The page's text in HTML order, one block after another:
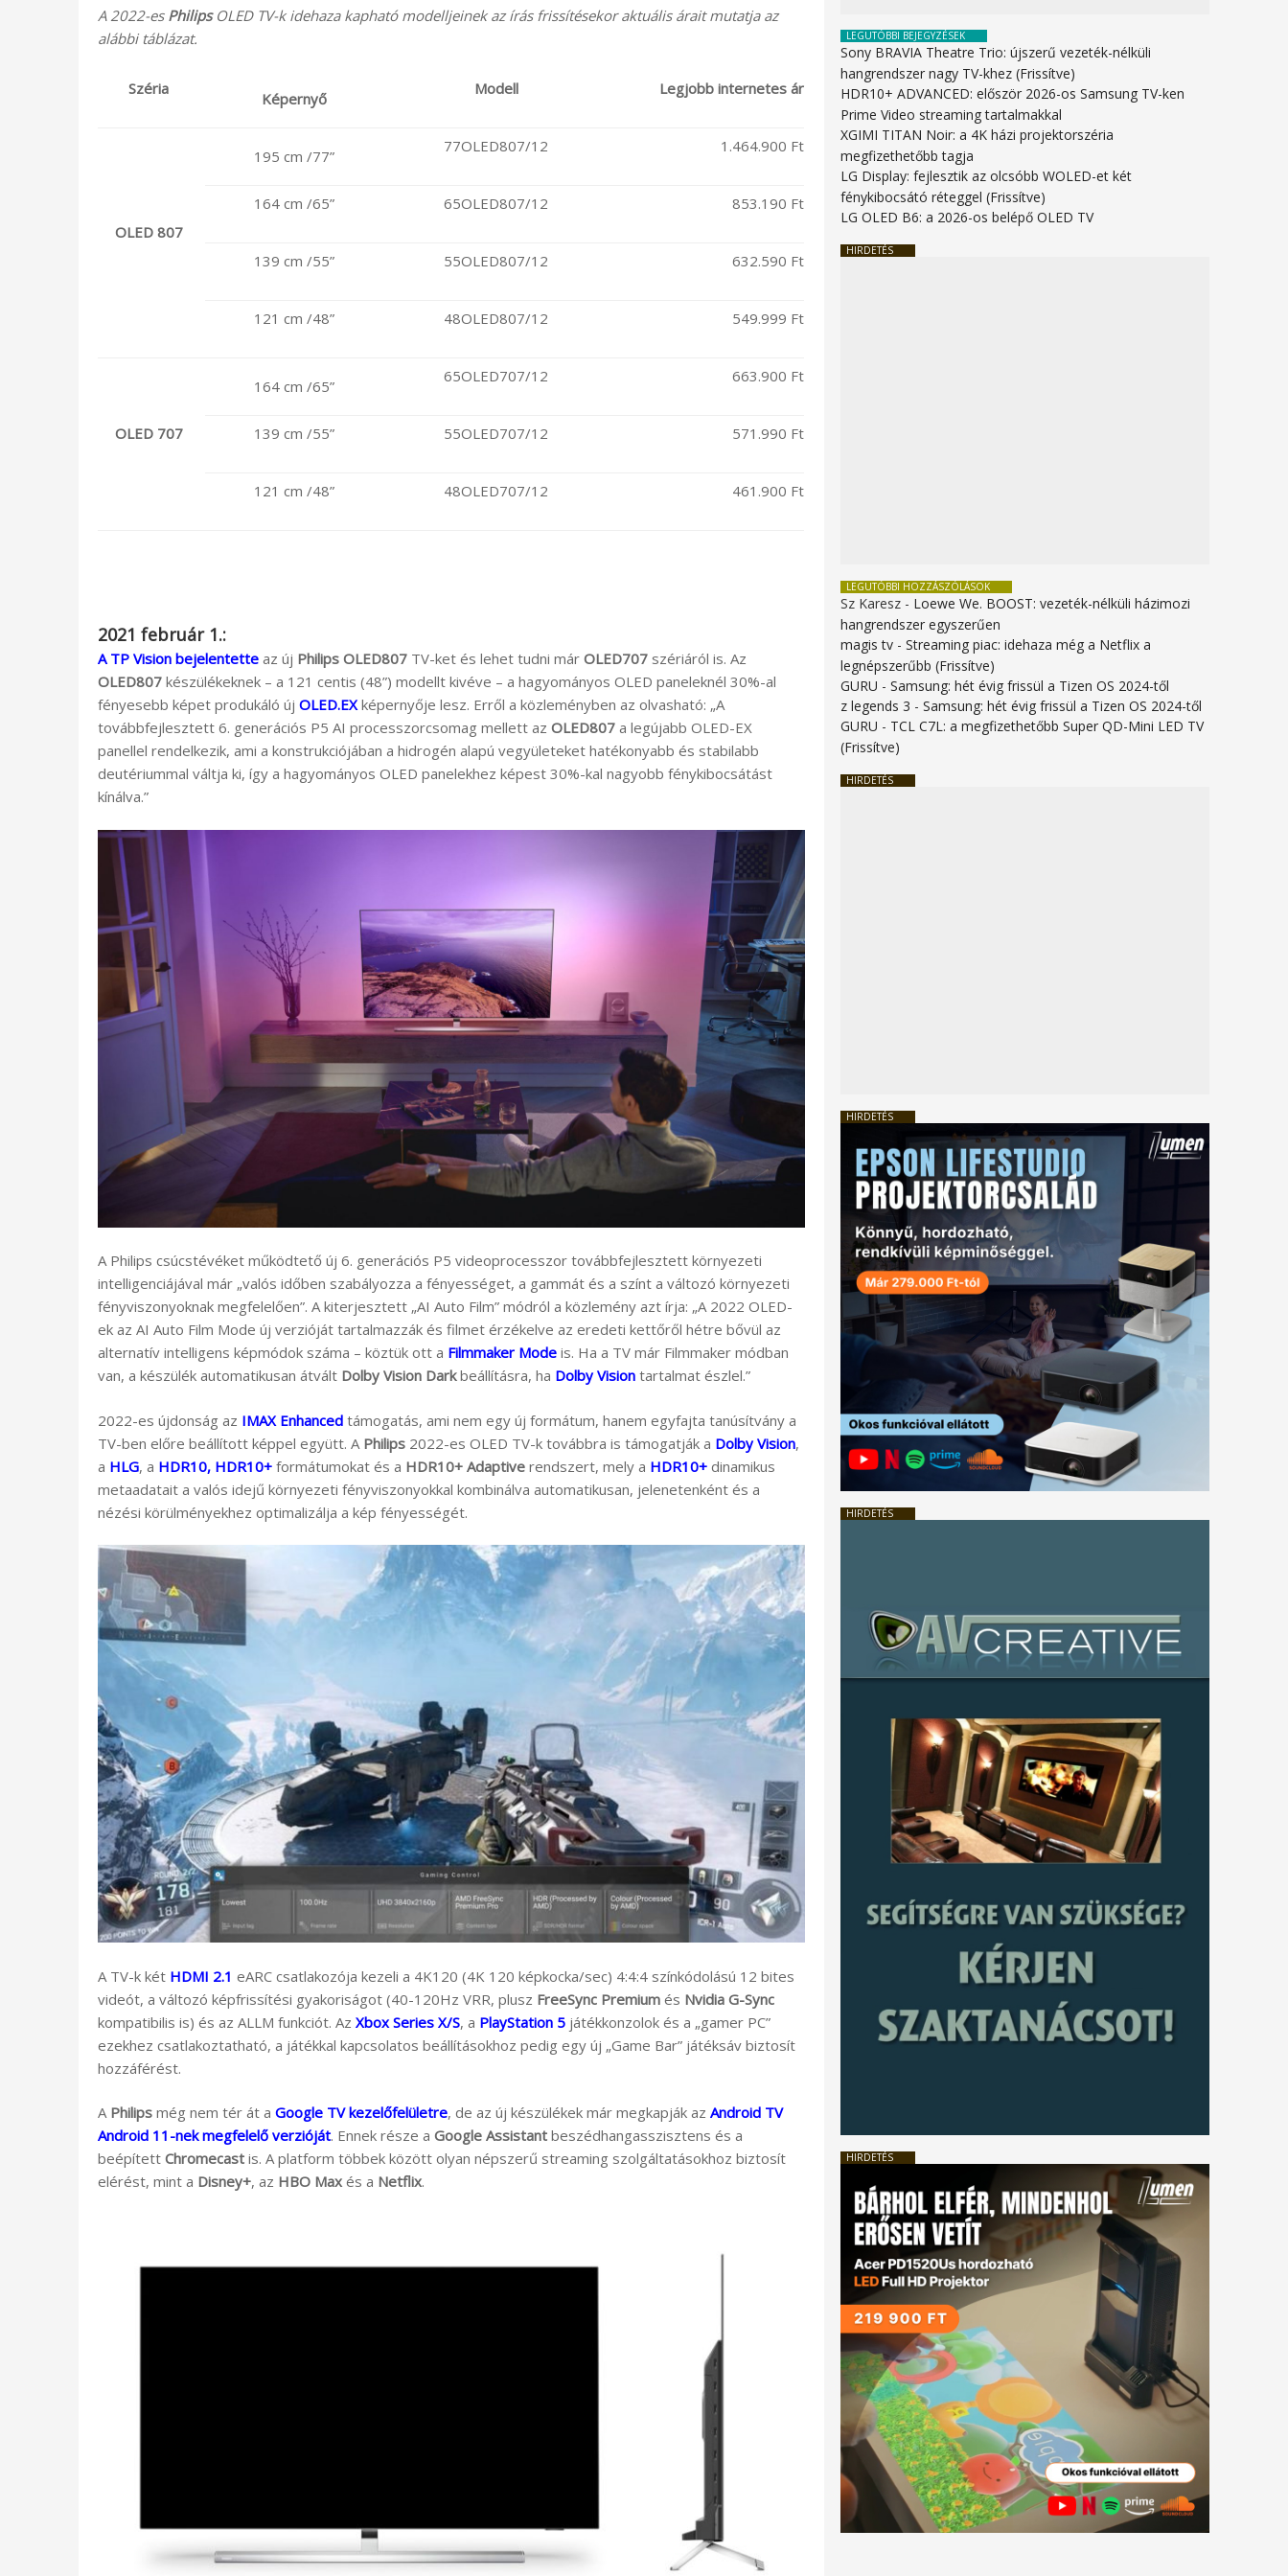
A 2022-es PhilipsOLED TV-k idehaza kapható modelljeinek az írás frissítésekor aktuális árait mutatja az
alábbi táblázat.
Széria
Képernyő
Modell Legjobb internetes ár
OLED 807
195 cm /77”
77OLED807/12 1.464.900 Ft
164 cm /65” 65OLED807/12 853.190 Ft
139 cm /55” 55OLED807/12 632.590 Ft
121 cm /48” 48OLED807/12 549.999 Ft
OLED 707
164 cm /65”
65OLED707/12 663.900 Ft
139 cm /55” 55OLED707/12 571.990 Ft
121 cm /48” 48OLED707/12 461.900 Ft
2021 február 1.:
A TP Vision bejelentette az új Philips OLED807 TV-ket és lehet tudni már OLED707 szériáról is. Az
OLED807 készülékeknek – a 121 centis (48”) modellt kivéve – a hagyományos OLED paneleknél 30%-al
fényesebb képet produkáló új OLED.EXképernyője lesz. Erről a közleményben az olvasható: „A
továbbfejlesztett 6. generációs P5 AI processzorcsomag mellett az OLED807 a legújabb OLED-EX
panellel rendelkezik, ami a konstrukciójában a hidrogén alapú vegyületeket hatékonyabb és stabilabb
deutériummal váltja ki, így a hagyományos OLED panelekhez képest 30%-kal nagyobb fénykibocsátást
kínálva.”
A Philips csúcstévéket működtető új 6. generációs P5 videoprocesszor továbbfejlesztett környezeti
intelligenciájával már „valós időben szabályozza a fényességet, a gammát és a színt a változó környezeti
fényviszonyoknak megfelelően”. A kiterjesztett „AI Auto Film” módról a közlemény azt írja: „A 2022 OLED-
ek az AI Auto Film Mode új verzióját tartalmazzák és filmet érzékelve az eredeti kettőről hétre bővül az
alternatív intelligens képmódok száma – köztük ott a Filmmaker Mode is. Ha a TV már Filmmaker módban
van, a készülék automatikusan átvált Dolby Vision Darkbeállításra, ha Dolby Vision tartalmat észlel.”
2022-es újdonság az IMAX Enhanced támogatás, ami nem egy új formátum, hanem egyfajta tanúsítvány a
TV-ben előre beállított képpel együtt. A Philips 2022-es OLED TV-k továbbra is támogatják a Dolby Vision,
a HLG, a HDR10, HDR10+ formátumokat és a HDR10+ Adaptive rendszert, mely a HDR10+ dinamikus
metaadatait a valós idejű környezeti fényviszonyokkal kombinálva automatikusan, jelenetenként és a
nézési körülményekhez optimalizálja a kép fényességét.
A TV-k két HDMI 2.1 eARC csatlakozója kezeli a 4K120 (4K 120 képkocka/sec) 4:4:4 színkódolású 12 bites
videót, a változó képfrissítési gyakoriságot (40-120Hz VRR, plusz FreeSync Premium és Nvidia G-Sync
kompatibilis is) és az ALLM funkciót. Az Xbox Series X/S, a PlayStation 5 játékkonzolok és a „gamer PC”
ezekhez csatlakoztatható, a játékkal kapcsolatos beállításokhoz pedig egy új „Game Bar” játéksáv biztosít
hozzáférést.
A Philips még nem tér át a Google TV kezelőfelületre, de az új készülékek már megkapják az Android TV
Android 11-nek megfelelő verzióját. Ennek része a Google Assistant beszédhangasszisztens és a
beépített Chromecast is. A platform többek között olyan népszerű streaming szolgáltatásokhoz biztosít
elérést, mint a Disney+, az HBO Maxés a Netflix.
LEGUTÓBBI BEJEGYZÉSEK
Sony BRAVIA Theatre Trio: újszerű vezeték-nélküli
hangrendszer nagy TV-khez (Frissítve)
HDR10+ ADVANCED: először 2026-os Samsung TV-ken
Prime Video streaming tartalmakkal
XGIMI TITAN Noir: a 4K házi projektorszéria
megfizethetőbb tagja
LG Display: fejlesztik az olcsóbb WOLED-et két
fénykibocsátó réteggel (Frissítve)
LG OLED B6: a 2026-os belépő OLED TV
HIRDETÉS
LEGUTÓBBI HOZZÁSZÓLÁSOK
Sz Karesz - Loewe We. BOOST: vezeték-nélküli házimozi
hangrendszer egyszerűen
magis tv -Streaming piac: idehaza még a Netflix a
legnépszerűbb (Frissítve)
GURU -Samsung: hét évig frissül a Tizen OS 2024-től
z legends 3 -Samsung: hét évig frissül a Tizen OS 2024-től
GURU - TCL C7L: a megfizethetőbb Super QD-Mini LED TV
(Frissítve)
HIRDETÉS
HIRDETÉS
HIRDETÉS
HIRDETÉS